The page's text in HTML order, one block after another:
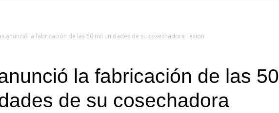
anunció la fabricación de las 50 mil unidades de su cosechadora Lexion
la fabricación de las 50
de su cosechadora